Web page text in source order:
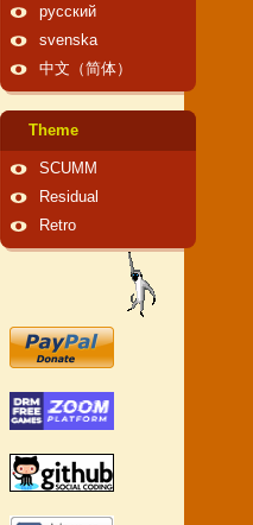
русский
svenska
中文（简体）
Theme
SCUMM
Residual
Retro